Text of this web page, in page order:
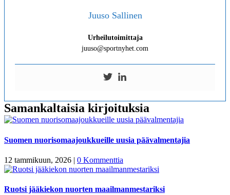
Juuso Sallinen
Urheilutoimittaja
juuso@sportnyhet.com
Samankaltaisia kirjoituksia
Suomen nuorisomaajoukkueille uusia päävalmentajia
12 tammikuun, 2026 | 0 Kommenttia
Ruotsi jääkiekon nuorten maailmanmestariksi